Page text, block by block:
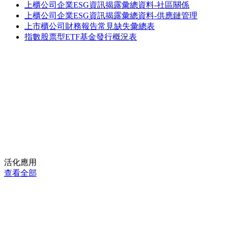
上櫃公司企業ESG資訊揭露彙總資料-社區關係
上櫃公司企業ESG資訊揭露彙總資料-供應鏈管理
上市櫃公司財務報告常見缺失彙總表
指數股票型ETF基金發行概況表
活化應用
查看全部